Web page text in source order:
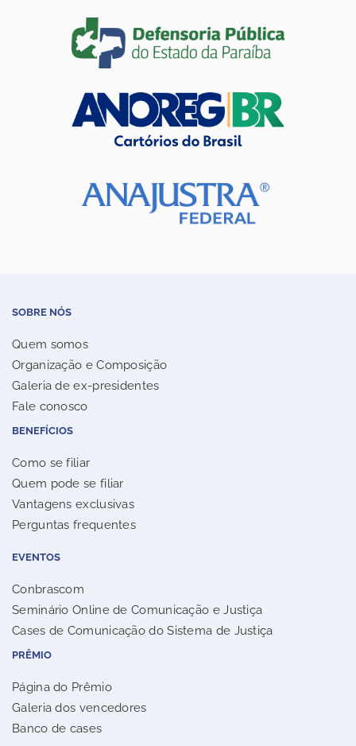
SOBRE NÓS
Quem somos
Organização e Composição
Galeria de ex-presidentes
Fale conosco
BENEFÍCIOS
Como se filiar
Quem pode se filiar
Vantagens exclusivas
Perguntas frequentes
EVENTOS
Conbrascom
Seminário Online de Comunicação e Justiça
Cases de Comunicação do Sistema de Justiça
PRÊMIO
Página do Prêmio
Galeria dos vencedores
Banco de cases